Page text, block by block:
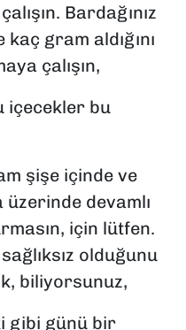
Bardağınız
gram aldığını
çalışın,
içecekler bu
şişe içinde ve
üzerinde devamlı
için lütfen.
olduğunu
biliyorsunuz,
gibi günü bir